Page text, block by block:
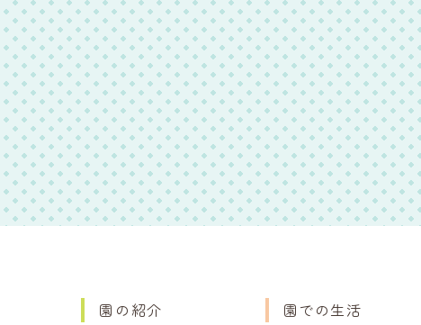
園の紹介 園での生活